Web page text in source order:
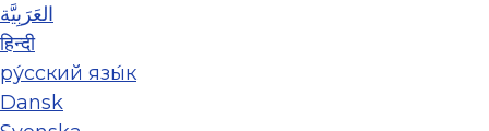
العَرَبِيَّة
हिन्दी
ру́сский язы́к
Dansk